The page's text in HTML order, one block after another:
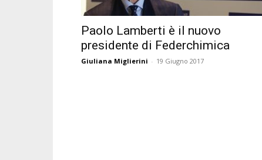
Paolo Lamberti è il nuovo
presidente di Federchimica
Giuliana Miglierini - 19 Giugno 2017